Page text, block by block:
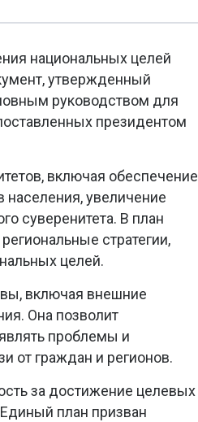
национальных целей
утвержденный
руководством для
президентом
включая обеспечение
увеличение
суверенитета. В план
стратегии,
целей.
включая внешние
Она позволит
проблемы и
от граждан и регионов.
за достижение целевых
план призван